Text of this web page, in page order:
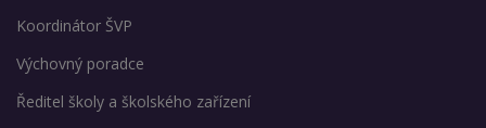
Koordinátor ŠVP
Výchovný poradce
Ředitel školy a školského zařízení